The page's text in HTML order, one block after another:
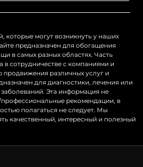
которые могут возникнуть у наших
предназначен для обогащения
в самых разных областях. Часть
в сотрудничестве с компаниями и
различных услуг и
для диагностики, лечения или
Эта информация не
рекомендации, в
полагаться не следует. Мы
качественный, интересный и полезный